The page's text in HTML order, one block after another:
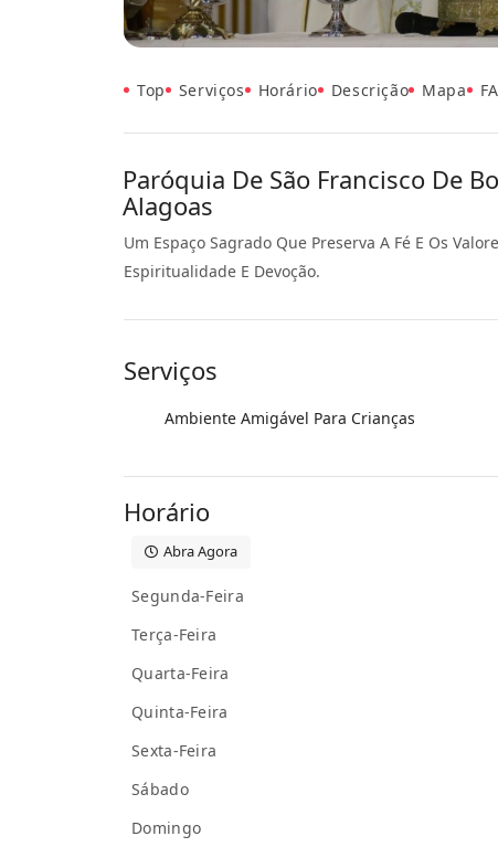
Top Serviços Horário Descrição Mapa
Paróquia De São Francisco De
Alagoas
Um Espaço Sagrado Que Preserva A Fé E Os
Espiritualidade E Devoção.
Serviços
Ambiente Amigável Para Crianças
Horário
Abra Agora
Segunda-Feira
Terça-Feira
Quarta-Feira
Quinta-Feira
Sexta-Feira
Sábado
Domingo